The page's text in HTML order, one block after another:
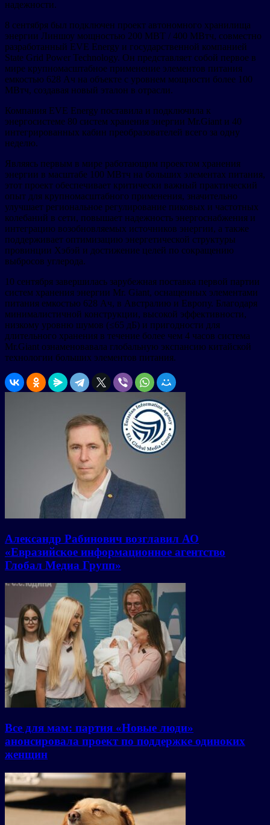
надежности.
8 сентября был подключен проект автономного хранилища
энергии Линшоу мощностью 200 МВТ / 400 МВтч, совместно
разработанный EVE Energy и государственной компанией
State Grid Power Technology. Он представляет собой первое в
мире крупномасштабное применение элементов питания
емкостью 628 Ач на объекте с уровнем мощности более 100
МВтч, создавая новый эталон в отрасли.
Компания EVE Energy поставила и подключила к
энергосистеме 80 систем хранения энергии Mr.Giant и 40
интегрированных кабин преобразователей всего за одну
неделю.
Являясь первым в мире работающим проектом хранения
энергии в масштабе 100 МВтч на больших элементах питания,
этот проект обеспечивает критически важный практический
опыт для крупномасштабного применения, значительно
улучшает региональное регулирование пиковых и частотных
колебаний в сети, повышает надежность энергоснабжения и
интеграцию возобновляемых источников энергии, а также
поддерживает оптимизацию энергетической структуры
провинции Хэбэй и достижение целей по сокращению
выбросов углерода.
10 сентября завершилась зарубежная поставка первой партии
систем хранения энергии Mr. Giant, оснащенных элементами
питания емкостью 628 Ач, в Австралию и Европу. Благодаря
минималистичной конструкции, высокой эффективности,
низкому уровню шумов (≤65 дБ) и пригодности для
длительного хранения в течение более чем 4 часов система
Mr.Giant ознаменовавала глобальную экспансию китайской
технологии больших элементов питания.
Александр Рабинович возглавил АО
«Евразийское информационное агентство
Глобал Медиа Групп»
Все для мам: партия «Новые люди»
анонсировала проект по поддержке одиноких
женщин